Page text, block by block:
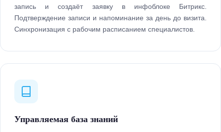
запись и создаёт заявку в инфоблоке Битрикс.
Подтверждение записи и напоминание за день до визита.
Синхронизация с рабочим расписанием специалистов.
Управляемая база знаний